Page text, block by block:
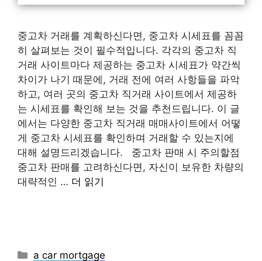
중고차 거래를 계획하신다면, 중고차 시세표를 꼼꼼
히 살펴보는 것이 필수적입니다. 각각의 중고차 직
거래 사이트마다 제공하는 중고차 시세표가 약간씩
차이가 나기 때문에, 거래 전에 여러 사항들을 파악
하고, 여러 곳의 중고차 직거래 사이트에서 제공하
는 시세표를 확인해 보는 것을 추천드립니다. 이 글
에서는 다양한 중고차 직거래 매매사이트에서 어떻
게 중고차 시세표를 확인하며 거래할 수 있는지에
대해 설명드리겠습니다. 중고차 판매 시 주의할점
중고차 판매를 고려하신다면, 자신이 보유한 차량의
대략적인 … 더 읽기
카
a car mortgage